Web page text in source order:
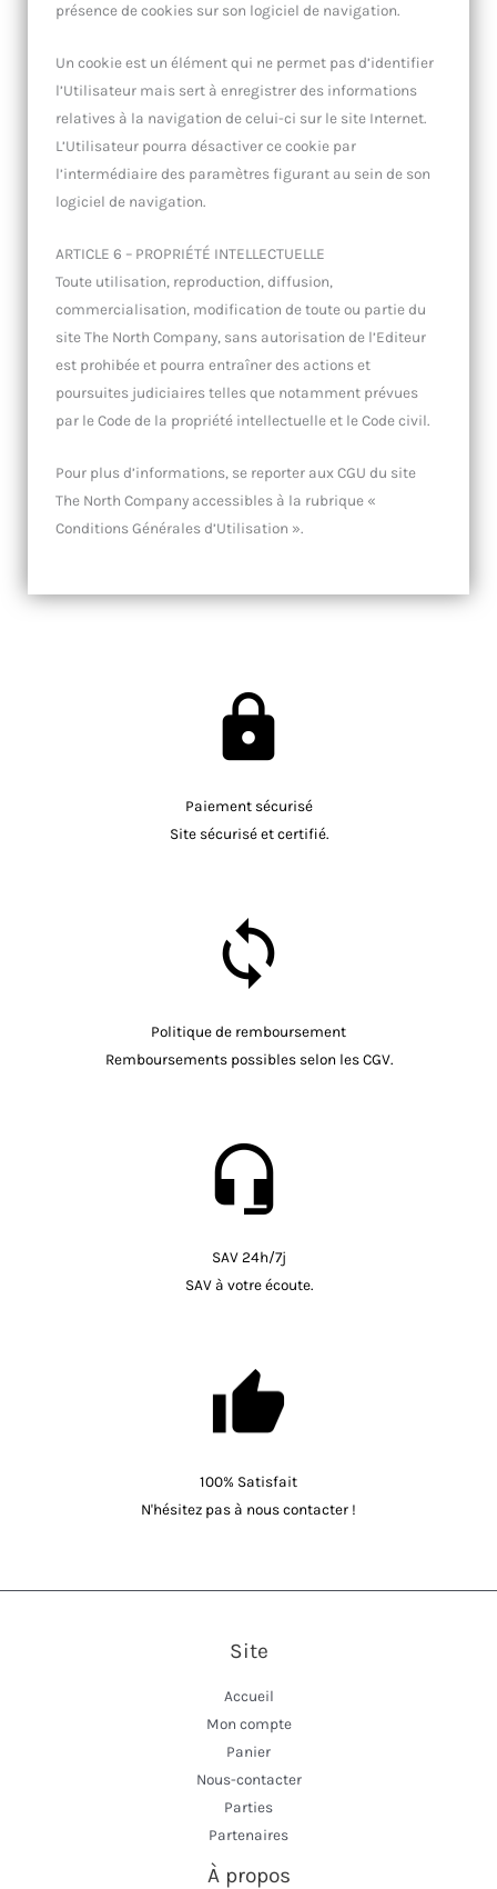
présence de cookies sur son logiciel de navigation.
Un cookie est un élément qui ne permet pas d’identifier
l’Utilisateur mais sert à enregistrer des informations
relatives à la navigation de celui-ci sur le site Internet.
L’Utilisateur pourra désactiver ce cookie par
l’intermédiaire des paramètres figurant au sein de son
logiciel de navigation.
ARTICLE 6 – PROPRIÉTÉ INTELLECTUELLE
Toute utilisation, reproduction, diffusion,
commercialisation, modification de toute ou partie du
site The North Company, sans autorisation de l’Editeur
est prohibée et pourra entraîner des actions et
poursuites judiciaires telles que notamment prévues
par le Code de la propriété intellectuelle et le Code civil.
Pour plus d’informations, se reporter aux CGU du site
The North Company accessibles à la rubrique «
Conditions Générales d’Utilisation ».
Paiement sécurisé
Site sécurisé et certifié.
Politique de remboursement
Remboursements possibles selon les CGV.
SAV 24h/7j
SAV à votre écoute.
100% Satisfait
N'hésitez pas à nous contacter !
Site
Accueil
Mon compte
Panier
Nous-contacter
Parties
Partenaires
À propos